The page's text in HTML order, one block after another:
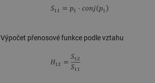
Výpočet přenosové funkce podle vztahu